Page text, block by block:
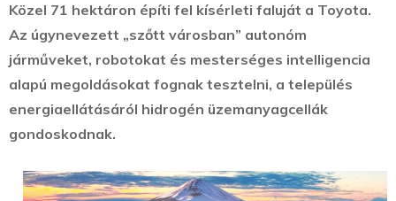
Közel 71 hektáron építi fel kísérleti faluját a Toyota.
Az úgynevezett „szőtt városban” autonóm
járműveket, robotokat és mesterséges intelligencia
alapú megoldásokat fognak tesztelni, a település
energiaellátásáról hidrogén üzemanyagcellák
gondoskodnak.